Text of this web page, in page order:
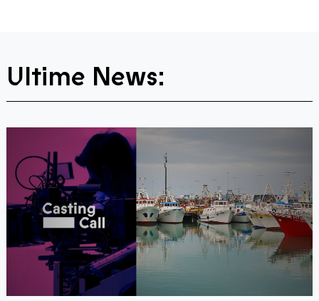
Ultime News: